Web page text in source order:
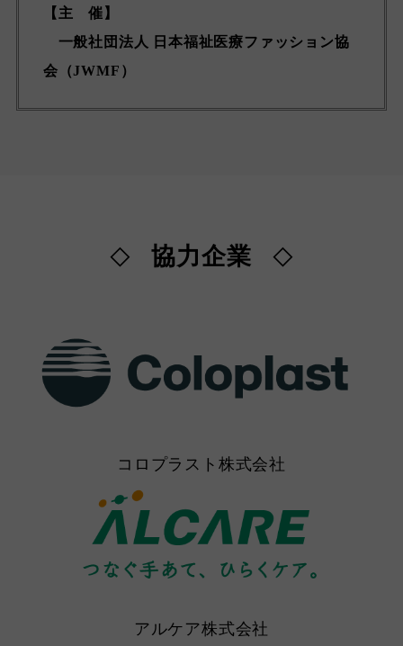
【 主 催 】
一般社団法人 日本福祉医療ファッション協
会（JWMF）
◇ 協力企業 ◇
コロプラスト株式会社
アルケア株式会社